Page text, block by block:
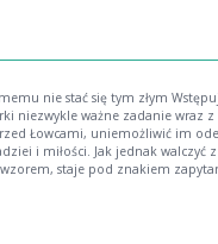
nie stać się tym złym
ważne zadanie wraz z
Łowcami, uniemożliwić im
i miłości. Jak jednak walczyć
staje pod znakiem zapytania